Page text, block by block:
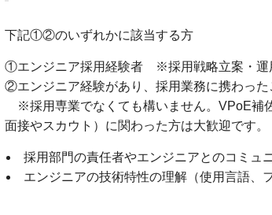
下記①②のいずれかに該当する方
①エンジニア採用経験者 ※採用戦略立案・運
②エンジニア経験があり、採用業務に携わった
※採用専業でなくても構いません。VPoE補
面接やスカウト）に関わった方は大歓迎です。
採用部門の責任者やエンジニアとのコミュ
エンジニアの技術特性の理解（使用言語、